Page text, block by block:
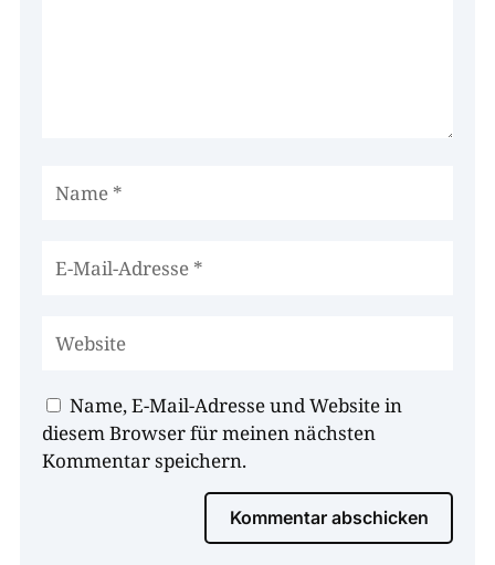
Name, E-Mail-Adresse und Website in
diesem Browser für meinen nächsten
Kommentar speichern.
Kommentar abschicken